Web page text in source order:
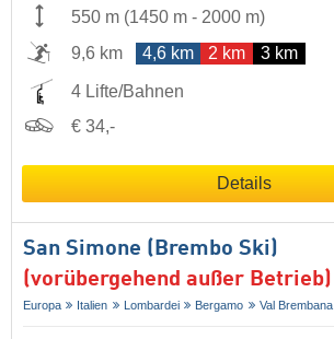
550 m (1450 m - 2000 m)
9,6 km
4,6 km 2 km 3 km
4 Lifte/Bahnen
€ 34,-
Details
San Simone (Brembo Ski)
(vorübergehend außer Betrieb)
Europa Italien Lombardei Bergamo Val Brembana